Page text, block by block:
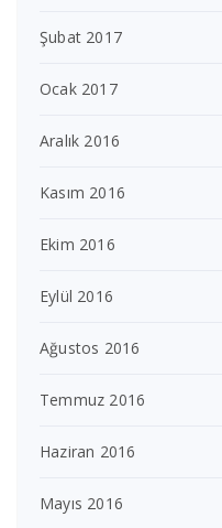
Şubat 2017
Ocak 2017
Aralık 2016
Kasım 2016
Ekim 2016
Eylül 2016
Ağustos 2016
Temmuz 2016
Haziran 2016
Mayıs 2016